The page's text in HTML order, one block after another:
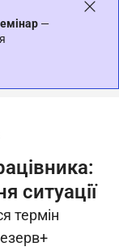
—
ситуації
термін